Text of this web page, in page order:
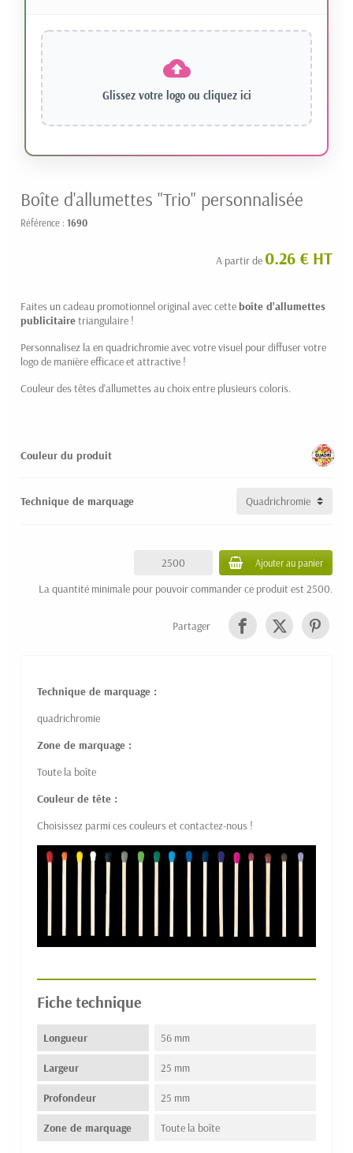
Glissez votre logo ou cliquez ici
Boîte d'allumettes "Trio" personnalisée
Référence : 1690
A partir de 0.26 € HT
Faites un cadeau promotionnel original avec cetteboîte d'allumettes
publicitairetriangulaire !
Personnalisez la en quadrichromie avec votre visuel pour diffuser votre
logo de manière efficace et attractive !
Couleur des têtes d'allumettes au choix entre plusieurs coloris.
Couleur du produit
Technique de marquage
Ajouter au panier
La quantité minimale pour pouvoir commander ce produit est 2500.
Partager
Technique de marquage :
quadrichromie
Zone de marquage :
Toute la boîte
Couleur de tête :
Choisissez parmi ces couleurs et contactez-nous !
Fiche technique
Longueur 56 mm
Largeur 25 mm
Profondeur 25 mm
Zone de marquage Toute la boîte